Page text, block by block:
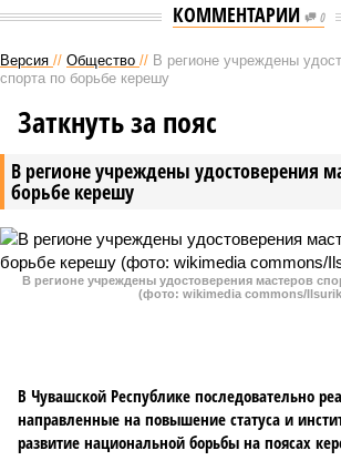
КОММЕНТАРИИ 0
Версия // Общество // В регионе учреждены
спорта по борьбе керешу
В регионе учреждены удостоверения
борьбе керешу
Заткнуть за пояс
В регионе учреждены удостоверения мастеров
(фото: wikimedia commons/
В Чувашской Республике последовательно
направленные на повышение статуса и
развитие национальной борьбы на поясах